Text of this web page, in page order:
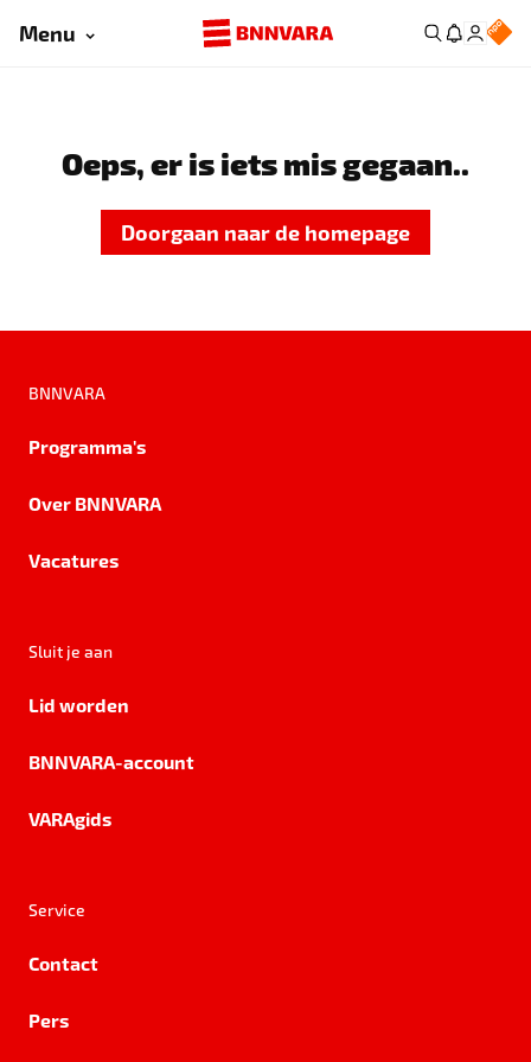
Menu
Oeps, er is iets mis gegaan..
Doorgaan naar de homepage
BNNVARA
Programma's
Over BNNVARA
Vacatures
Sluit je aan
Lid worden
BNNVARA-account
VARAgids
Service
Contact
Pers